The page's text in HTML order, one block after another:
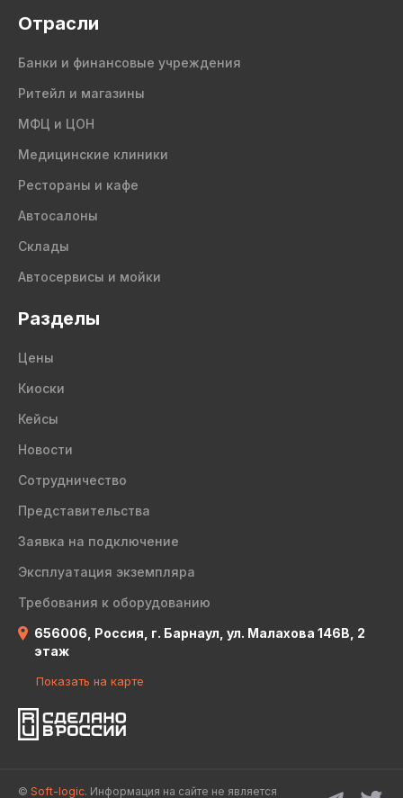
Отрасли
Банки и финансовые учреждения
Ритейл и магазины
МФЦ и ЦОН
Медицинские клиники
Рестораны и кафе
Автосалоны
Склады
Автосервисы и мойки
Разделы
Цены
Киоски
Кейсы
Новости
Сотрудничество
Представительства
Заявка на подключение
Эксплуатация экземпляра
Требования к оборудованию
656006, Россия, г. Барнаул, ул. Малахова 146В, 2
этаж
Показать на карте
© Soft-logic. Информация на сайте не является